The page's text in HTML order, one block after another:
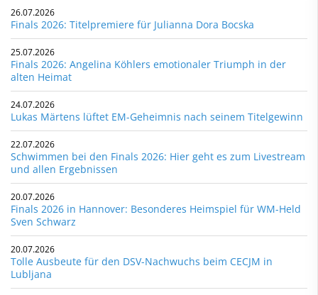
26.07.2026
Finals 2026: Titelpremiere für Julianna Dora Bocska
25.07.2026
Finals 2026: Angelina Köhlers emotionaler Triumph in der
alten Heimat
24.07.2026
Lukas Märtens lüftet EM-Geheimnis nach seinem Titelgewinn
22.07.2026
Schwimmen bei den Finals 2026: Hier geht es zum Livestream
und allen Ergebnissen
20.07.2026
Finals 2026 in Hannover: Besonderes Heimspiel für WM-Held
Sven Schwarz
20.07.2026
Tolle Ausbeute für den DSV-Nachwuchs beim CECJM in
Lubljana